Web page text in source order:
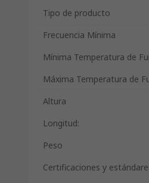
Tipo de producto
Frecuencia Mínima
Mínima Temperatura de
Máxima Temperatura de
Altura
Longitud:
Peso
Certificaciones y